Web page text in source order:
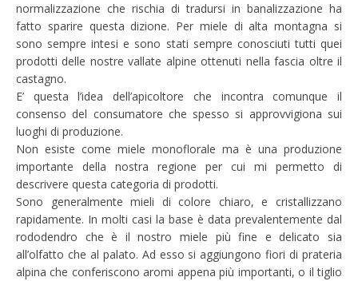
normalizzazione che rischia di tradursi in banalizzazione ha
fatto sparire questa dizione. Per miele di alta montagna si
sono sempre intesi e sono stati sempre conosciuti tutti quei
prodotti delle nostre vallate alpine ottenuti nella fascia oltre il
castagno.
E’ questa l’idea dell’apicoltore che incontra comunque il
consenso del consumatore che spesso si approvvigiona sui
luoghi di produzione.
Non esiste come miele monoflorale ma è una produzione
importante della nostra regione per cui mi permetto di
descrivere questa categoria di prodotti.
Sono generalmente mieli di colore chiaro, e cristallizzano
rapidamente. In molti casi la base è data prevalentemente dal
rododendro che è il nostro miele più fine e delicato sia
all’olfatto che al palato. Ad esso si aggiungono fiori di prateria
alpina che conferiscono aromi appena più importanti, o il tiglio